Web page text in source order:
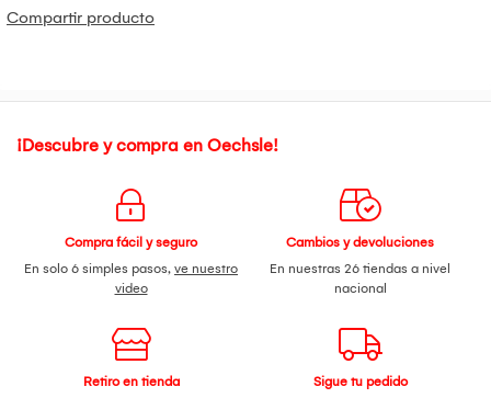
Compartir producto
¡Descubre y compra en Oechsle!
Compra fácil y seguro
En solo 6 simples pasos, ve nuestro
video
Cambios y devoluciones
En nuestras 26 tiendas a nivel
nacional
Retiro en tienda
Sigue tu pedido